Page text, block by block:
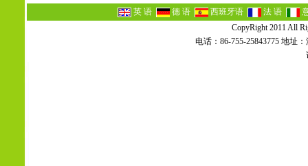
英 语 德 语 西班牙语 法 语
CopyRight 2011 All
电话：86-755-25843775 地址